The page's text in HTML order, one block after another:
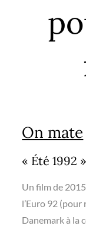
On mate
« Été 1992 »
Un film de
l’Euro 92
Danemark à la